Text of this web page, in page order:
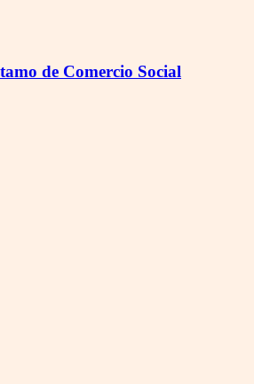
de Comercio Social